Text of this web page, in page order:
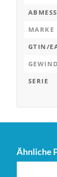
MARKE
GTIN/
SERIE
Ähnliche